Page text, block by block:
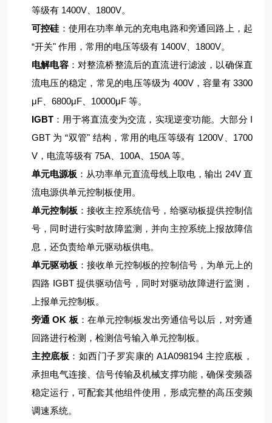
等级有 1400V、1800V。
可控硅 ：使用在功率单元的充电电路和旁通回路上，起
“开关" 作用，常用的电压等级有 1400V、1800V。
电解电容：对整流桥整流后的直流进行滤波，以确保直
流电压的稳定，常见的电压等级为 400V，容量有 3300
μF、6800μF、10000μF 等。
IGBT ：用于将直流变为交流，实现逆变功能。大部分 I
GBT 为 “双管" 结构，常用的电压等级有 1200V、1700
V，电流等级有 75A、100A、150A 等。
单元电源板 ：从功率单元直流母线上取电，输出 24V 直
流电源供单元控制板使用。
单元控制板 ：接收主控系统信号，给驱动板提供控制信
号，同时进行实时故障监测，并向主控系统上报故障信
息，还负责给单元驱动板供电。
单元驱动板 ：接收单元控制板的控制信号，为单元上的
四路 IGBT 提供驱动信号，同时对驱动故障进行监测，
上报单元控制板。
旁通 OK 板 ：在单元控制板发出旁通信号以后，对旁通
回路进行检测，检测信号输入单元控制板。
主控底板 ：如西门子罗宾康的 A1A098194 主控底板，
承担电气连接、信号传输及机械支撑功能，确保变频器
稳定运行，可配套其他组件使用，形成完整的高压变频
调速系统。